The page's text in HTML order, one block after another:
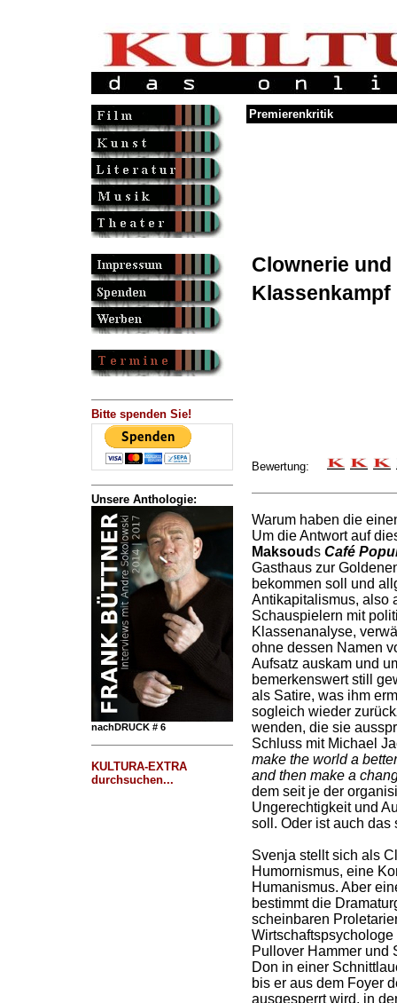
Bitte spenden Sie!
Unsere Anthologie:
nachDRUCK # 6
KULTURA-EXTRA
durchsuchen...
Premierenkritik
Clownerie und
Klassenkampf
Bewertung:
Warum haben die
Um die Antwort auf
Maksouds Café
Gasthaus zur
bekommen soll und
Antikapitalismus, also
Schauspielern mit
Klassenanalyse,
ohne dessen Namen
Aufsatz auskam und
bemerkenswert still
als Satire, was ihm
sogleich wieder
wenden, die sie
Schluss mit Michael
make the world a
and then make a
dem seit je der
Ungerechtigkeit und
soll. Oder ist auch das
Svenja stellt sich als
Humornismus, eine
Humanismus. Aber
bestimmt die
scheinbaren
Pullover Hammer und
Don in einer
bis er aus dem Foyer
ausgesperrt wird, in